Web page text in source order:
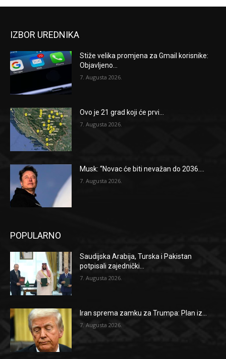
IZBOR UREDNIKA
Stiže velika promjena za Gmail korisnike:
Objavljeno...
7. Augusta 2026.
Ovo je 21 grad koji će prvi...
7. Augusta 2026.
Musk: “Novac će biti nevažan do 2036....
7. Augusta 2026.
POPULARNO
Saudijska Arabija, Turska i Pakistan
potpisali zajednički...
7. Augusta 2026.
Iran sprema zamku za Trumpa: Plan iz...
7. Augusta 2026.